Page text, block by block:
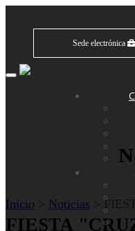
Sede electrónica
Toggle
Inicio > Noticias >
FIESTA